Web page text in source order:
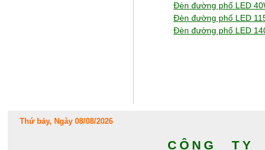
Đèn đường phố LED
Đèn đường phố LED
Đèn đường phố LED
Thứ bảy, Ngày 08/08/2026
CÔNG